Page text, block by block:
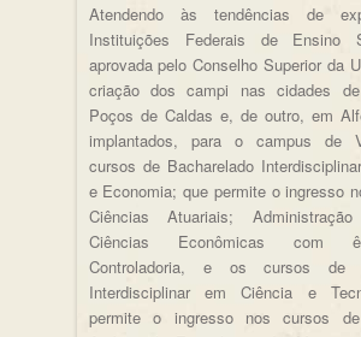
Atendendo às tendências de
Instituições Federais de Ensino
aprovada pelo Conselho Superior da
criação dos campi nas cidades
Poços de Caldas e, de outro, em
implantados, para o campus de
cursos de Bacharelado
e Economia; que permite o ingresso
Ciências Atuariais;
Ciências Econômicas com
Controladoria, e os cursos de
Interdisciplinar em Ciência e
permite o ingresso nos cursos de